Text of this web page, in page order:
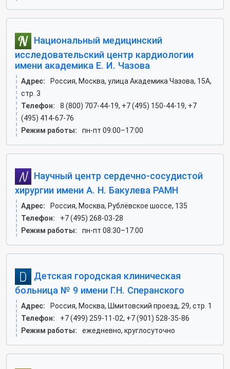
Национальный медицинский
исследовательский центр кардиологии
имени академика Е. И. Чазова
Адрес:
Россия, Москва, улица Академика Чазова, 15А,
стр. 3
Телефон:
8 (800) 707-44-19, +7 (495) 150-44-19, +7
(495) 414-67-76
Режим работы:
пн-пт 09:00–17:00
Научный центр сердечно-сосудистой
хирургии имени А. Н. Бакулева РАМН
Адрес:
Россия, Москва, Рублёвское шоссе, 135
Телефон:
+7 (495) 268-03-28
Режим работы:
пн-пт 08:30–17:00
Детская городская клиническая
больница № 9 имени Г.Н. Сперанского
Адрес:
Россия, Москва, Шмитовский проезд, 29, стр. 1
Телефон:
+7 (499) 259-11-02, +7 (901) 528-35-86
Режим работы:
ежедневно, круглосуточно